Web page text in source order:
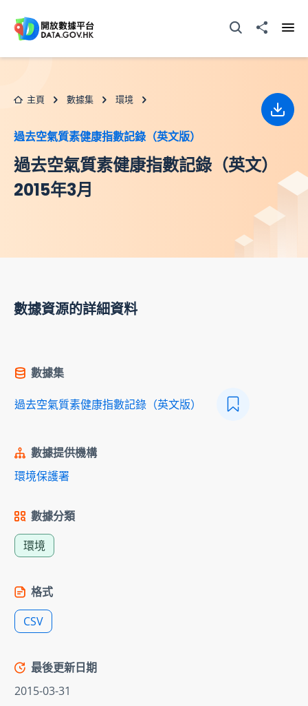
打開搜尋器分享至
主頁 數據集 環境
過去空氣質素健康指數記錄（英文版）
過去空氣質素健康指數記錄（英文）
2015年3月
下載
數據資源的詳細資料
數據集
過去空氣質素健康指數記錄（英文版）
數據提供機構
環境保護署
數據分類
環境
格式
CSV
最後更新日期
2015-03-31